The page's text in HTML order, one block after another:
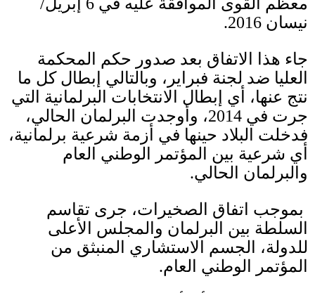
نيسان 2016.
جاء هذا الاتفاق بعد صدور حكم المحكمة
العليا ضد لجنة فبراير، وبالتالي إبطال كل ما
نتج عنها، أي إبطال الانتخابات البرلمانية التي
جرت في 2014، وأوجدت البرلمان الحالي،
فدخلت البلاد حينها في أزمة شرعية برلمانية،
أي شرعية بين المؤتمر الوطني العام
والبرلمان الحالي.
بموجب اتفاق الصخيرات، جرى تقاسم
السلطة بين البرلمان والمجلس الأعلى
للدولة، الجسم الاستشاري المنبثق من
المؤتمر الوطني العام.